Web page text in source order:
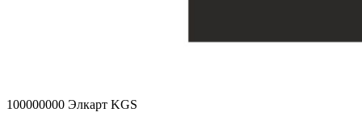
100000000 Элкарт KGS